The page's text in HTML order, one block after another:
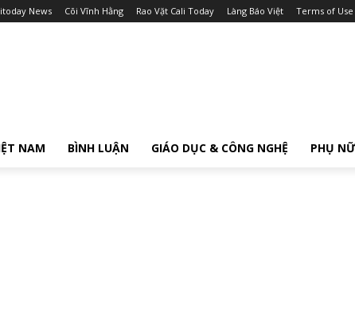
News Cõi Vĩnh Hằng Rao Vặt Cali Today Làng Báo Việt Terms of Use
NAM BÌNH LUẬN GIÁO DỤC & CÔNG NGHỆ PHỤ NỮ